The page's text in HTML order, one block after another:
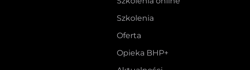
Szkolenia
Oferta
Opieka BHP+